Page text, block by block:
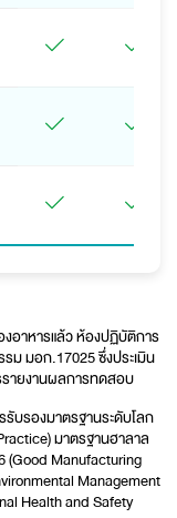
อาหารแล้ว ห้องปฏิบัติการ
ม มอก.17025 ซึ่งประเมิน
ายงานผลการทดสอบ
บรองมาตรฐานระดับโลก
มาตรฐานฮาลาล
(Good Manufacturing
Management
Health and Safety